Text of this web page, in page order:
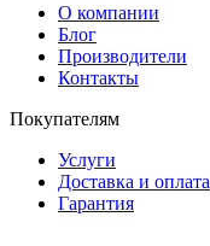
О компании
Блог
Производители
Контакты
Покупателям
Услуги
Доставка и оплата
Гарантия